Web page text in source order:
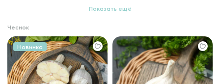
Показать ещё
Чеснок
Новинка